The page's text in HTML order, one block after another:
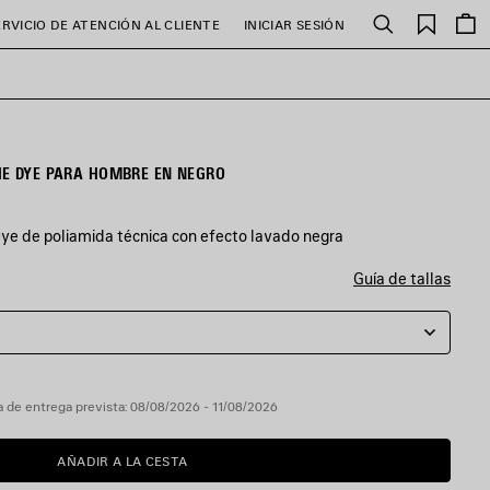
DE ATENCIÓN AL CLIENTE INICIAR SESIÓN Buscar
DYE PARA HOMBRE EN NEGRO
de poliamida técnica con efecto lavado negra
Guía de tallas
de entrega prevista: 08/08/2026 - 11/08/2026
AÑADIR
A
AÑADIR A LA CESTA
POR
FAVOR,